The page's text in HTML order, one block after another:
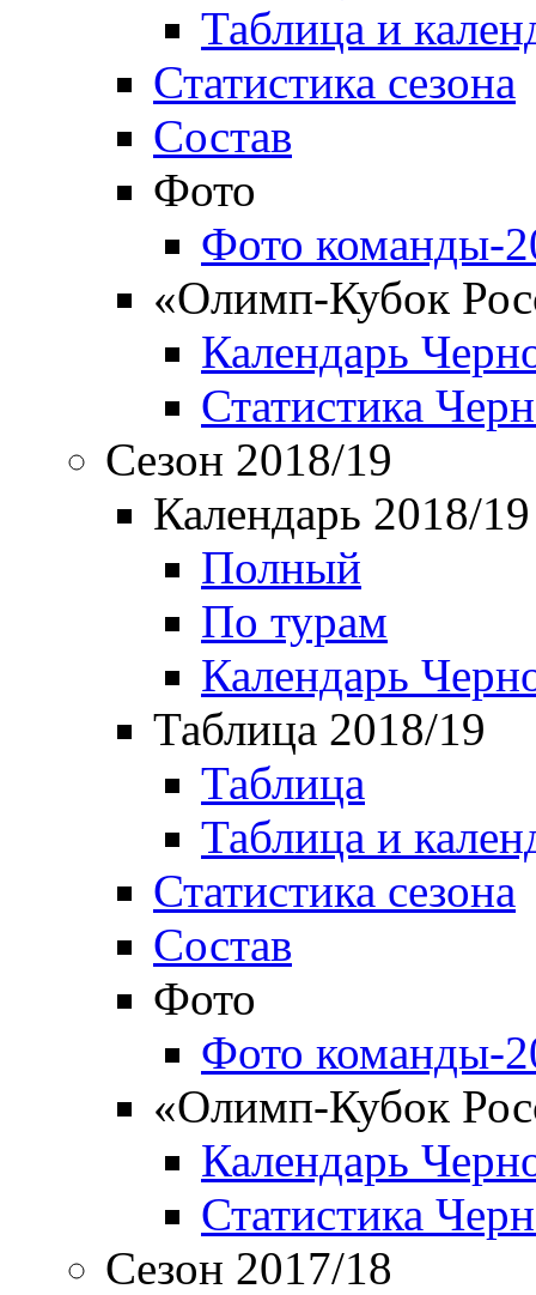
Таблица и
Статистика сезона
Состав
Фото
Фото команды-
«Олимп-Кубок
Календарь
Статистика
Сезон 2018/19
Календарь 2018/19
Полный
По турам
Календарь
Таблица 2018/19
Таблица
Таблица и
Статистика сезона
Состав
Фото
Фото команды-
«Олимп-Кубок
Календарь
Статистика
Сезон 2017/18